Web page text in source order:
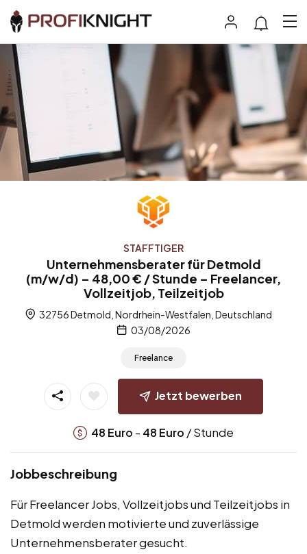
STAFFTIGER
Unternehmensberater für Detmold
(m/w/d) – 48,00 € / Stunde – Freelancer,
Vollzeitjob, Teilzeitjob
32756 Detmold, Nordrhein-Westfalen, Deutschland
03/08/2026
Freelance
Jetzt bewerben
48 Euro - 48 Euro / Stunde
Jobbeschreibung
Für Freelancer Jobs, Vollzeitjobs und Teilzeitjobs in
Detmold werden motivierte und zuverlässige
Unternehmensberater gesucht.